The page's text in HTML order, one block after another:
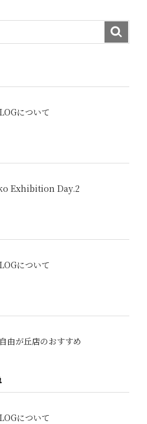
について
Exhibition Day.2
について
由が丘店のおすすめ
について